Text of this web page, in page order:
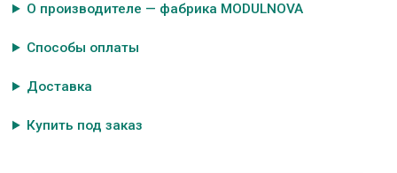
О производителе — фабрика MODULNOVA
Способы оплаты
Доставка
Купить под заказ